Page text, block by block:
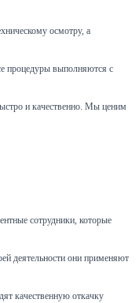
осмотру, а
процедуры выполняются с
и качественно. Мы ценим
сотрудники, которые
деятельности они применяют
качественную откачку